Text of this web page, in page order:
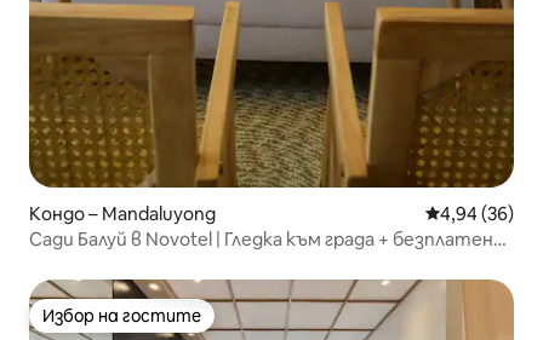
Кондо – Mandaluyong Средна
4,94 (36)
Сади Балуй в Novotel | Гледка към града + безплатен
Избор на гостите
Избор на гостите